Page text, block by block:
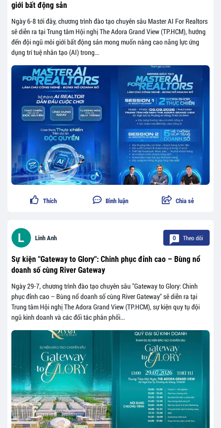
giới bất động sản
Ngày 6-8 tới đây, chương trình đào tạo chuyên sâu Master AI For Realtors
sẽ diễn ra tại Trung tâm Hội nghị The Adora Grand View (TP.HCM), hướng
đến đội ngũ môi giới bất động sản mong muốn nâng cao năng lực ứng
dụng trí tuệ nhân tạo (AI) trong...
Thích Bình luận Chia sẻ
Linh Anh 0 Theo dõi
Sự kiện "Gateway to Glory": Chinh phục đỉnh cao – Bùng nổ
doanh số cùng River Gateway
Ngày 29-7, chương trình đào tạo chuyên sâu "Gateway to Glory: Chinh
phục đỉnh cao – Bùng nổ doanh số cùng River Gateway" sẽ diễn ra tại
Trung tâm Hội nghị The Adora Grand View (TP.HCM), sự kiện quy tụ đội
ngũ kinh doanh và các đối tác phân phối...